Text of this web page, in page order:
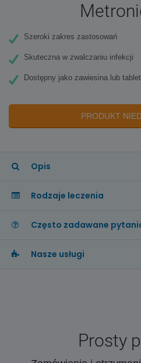
Szeroki zakres zastosowań
Skuteczna w zwalczaniu infekcji
Dostępny jako zawiesina lub
PRODUKT
Opis
Rodzaje leczenia
Często zadawane
Nasze usługi
Prosty